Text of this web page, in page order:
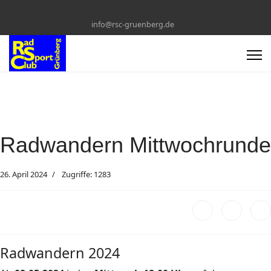
info@rsc-gruenberg.de
Radwandern Mittwochrunde
26. April 2024 Zugriffe: 1283
Radwandern 2024